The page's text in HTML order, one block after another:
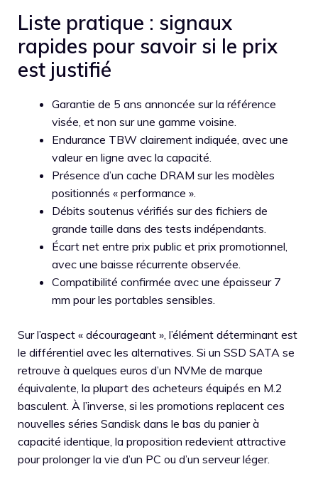
Liste pratique : signaux
rapides pour savoir si le prix
est justifié
Garantie de 5 ans annoncée sur la référence
visée, et non sur une gamme voisine.
Endurance TBW clairement indiquée, avec une
valeur en ligne avec la capacité.
Présence d’un cache DRAM sur les modèles
positionnés « performance ».
Débits soutenus vérifiés sur des fichiers de
grande taille dans des tests indépendants.
Écart net entre prix public et prix promotionnel,
avec une baisse récurrente observée.
Compatibilité confirmée avec une épaisseur 7
mm pour les portables sensibles.
Sur l’aspect « décourageant », l’élément déterminant est
le différentiel avec les alternatives. Si un SSD SATA se
retrouve à quelques euros d’un NVMe de marque
équivalente, la plupart des acheteurs équipés en M.2
basculent. À l’inverse, si les promotions replacent ces
nouvelles séries Sandisk dans le bas du panier à
capacité identique, la proposition redevient attractive
pour prolonger la vie d’un PC ou d’un serveur léger.